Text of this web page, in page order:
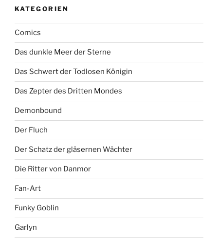
KATEGORIEN
Comics
Das dunkle Meer der Sterne
Das Schwert der Todlosen Königin
Das Zepter des Dritten Mondes
Demonbound
Der Fluch
Der Schatz der gläsernen Wächter
Die Ritter von Danmor
Fan-Art
Funky Goblin
Garlyn